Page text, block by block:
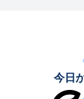
今日